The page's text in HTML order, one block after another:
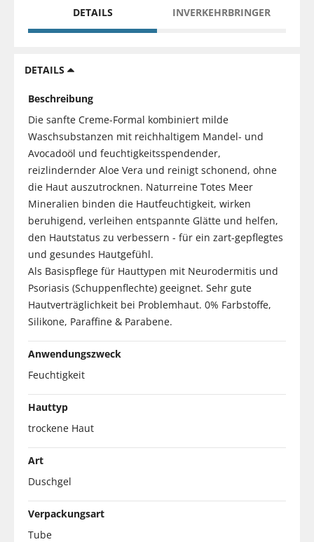
DETAILS INVERKEHRBRINGER
DETAILS
Beschreibung
Die sanfte Creme-Formal kombiniert milde
Waschsubstanzen mit reichhaltigem Mandel- und
Avocadoöl und feuchtigkeitsspendender,
reizlindernder Aloe Vera und reinigt schonend, ohne
die Haut auszutrocknen. Naturreine Totes Meer
Mineralien binden die Hautfeuchtigkeit, wirken
beruhigend, verleihen entspannte Glätte und helfen,
den Hautstatus zu verbessern - für ein zart-gepflegtes
und gesundes Hautgefühl.
Als Basispflege für Hauttypen mit Neurodermitis und
Psoriasis (Schuppenflechte) geeignet. Sehr gute
Hautverträglichkeit bei Problemhaut. 0% Farbstoffe,
Silikone, Paraffine & Parabene.
Anwendungszweck
Feuchtigkeit
Hauttyp
trockene Haut
Art
Duschgel
Verpackungsart
Tube